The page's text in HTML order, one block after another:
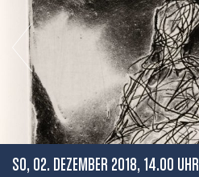
SO, 02. DEZEMBER 2018, 14.00 UHR